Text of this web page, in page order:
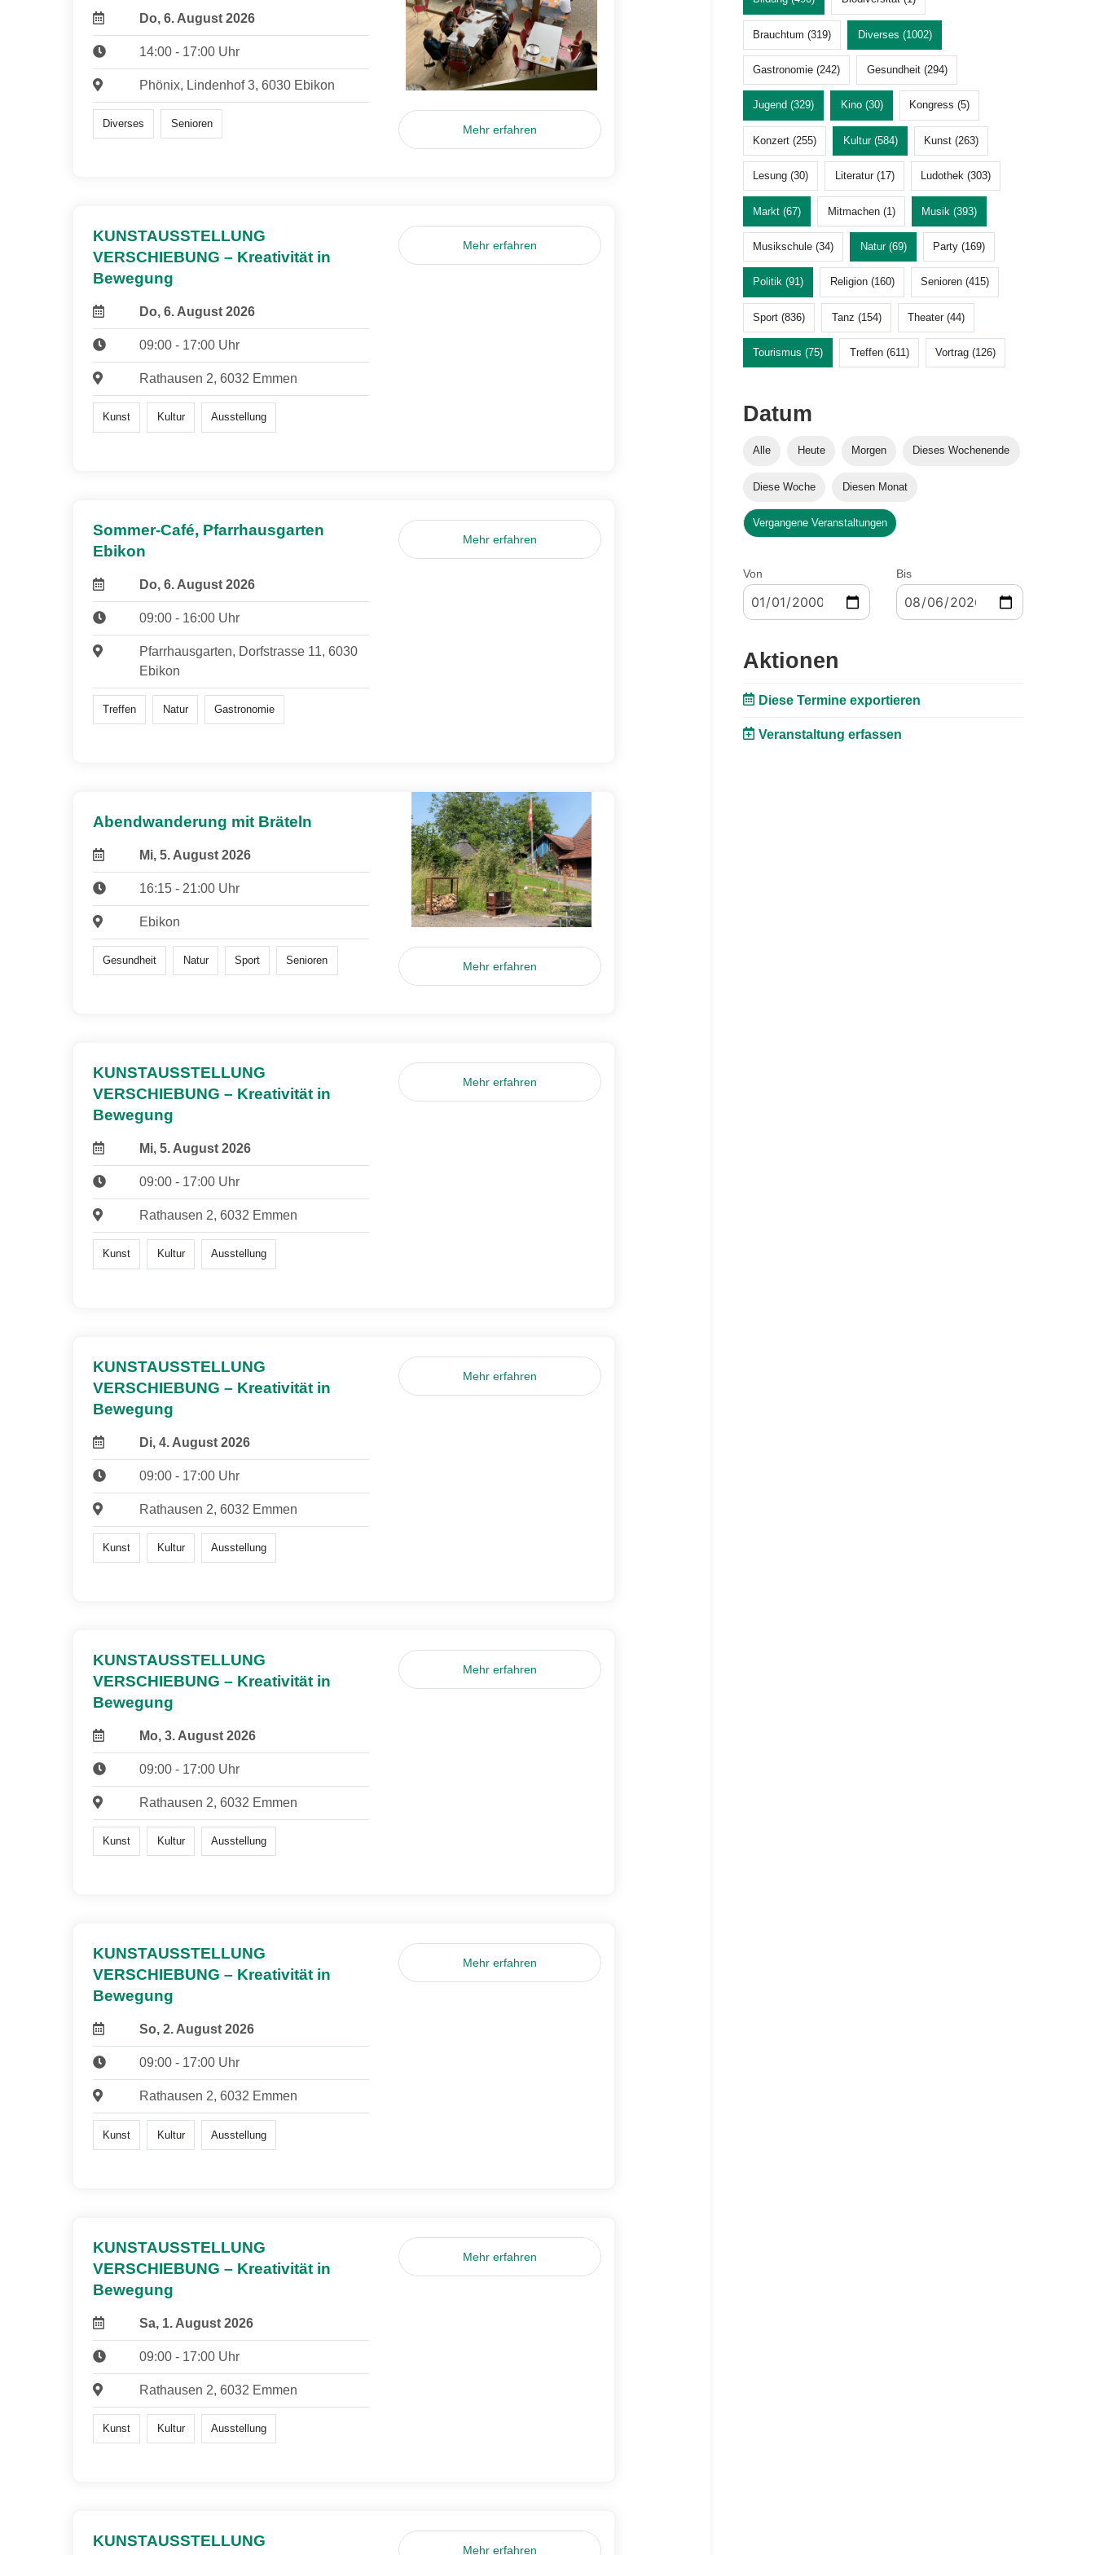
Do, 6. August 2026
14:00 - 17:00 Uhr
Phönix, Lindenhof 3, 6030 Ebikon
Diverses Senioren Mehr erfahren
KUNSTAUSSTELLUNG
VERSCHIEBUNG – Kreativität in
Bewegung
Do, 6. August 2026
09:00 - 17:00 Uhr
Rathausen 2, 6032 Emmen
Kunst Kultur Ausstellung
Mehr erfahren
Sommer-Café, Pfarrhausgarten
Ebikon
Do, 6. August 2026
09:00 - 16:00 Uhr
Pfarrhausgarten, Dorfstrasse 11, 6030
Ebikon
Treffen Natur Gastronomie
Mehr erfahren
Abendwanderung mit Bräteln
Mi, 5. August 2026
16:15 - 21:00 Uhr
Ebikon
Gesundheit Natur Sport Senioren Mehr erfahren
KUNSTAUSSTELLUNG
VERSCHIEBUNG – Kreativität in
Bewegung
Mi, 5. August 2026
09:00 - 17:00 Uhr
Rathausen 2, 6032 Emmen
Kunst Kultur Ausstellung
Mehr erfahren
KUNSTAUSSTELLUNG
VERSCHIEBUNG – Kreativität in
Bewegung
Di, 4. August 2026
09:00 - 17:00 Uhr
Rathausen 2, 6032 Emmen
Kunst Kultur Ausstellung
Mehr erfahren
KUNSTAUSSTELLUNG
VERSCHIEBUNG – Kreativität in
Bewegung
Mo, 3. August 2026
09:00 - 17:00 Uhr
Rathausen 2, 6032 Emmen
Kunst Kultur Ausstellung
Mehr erfahren
KUNSTAUSSTELLUNG
VERSCHIEBUNG – Kreativität in
Bewegung
So, 2. August 2026
09:00 - 17:00 Uhr
Rathausen 2, 6032 Emmen
Kunst Kultur Ausstellung
Mehr erfahren
KUNSTAUSSTELLUNG
VERSCHIEBUNG – Kreativität in
Bewegung
Sa, 1. August 2026
09:00 - 17:00 Uhr
Rathausen 2, 6032 Emmen
Kunst Kultur Ausstellung
Mehr erfahren
KUNSTAUSSTELLUNG
Mehr erfahren
Brauchtum (319) Diverses (1002)
Gastronomie (242) Gesundheit (294)
Jugend (329) Kino (30) Kongress (5)
Konzert (255) Kultur (584) Kunst (263)
Lesung (30) Literatur (17) Ludothek (303)
Markt (67) Mitmachen (1) Musik (393)
Musikschule (34) Natur (69) Party (169)
Politik (91) Religion (160) Senioren (415)
Sport (836) Tanz (154) Theater (44)
Tourismus (75) Treffen (611) Vortrag (126)
Datum
Alle Heute Morgen Dieses Wochenende
Diese Woche Diesen Monat
Vergangene Veranstaltungen
Von Bis
Aktionen
Diese Termine exportieren
Veranstaltung erfassen